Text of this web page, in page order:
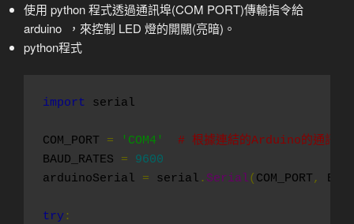
使用 python 程式透過通訊埠(COM PORT)傳輸指令給
arduino ，來控制 LED 燈的開關(亮暗)。
python程式
import serial
COM_PORT = 'COM4'
# 根據連結的Arduino的通訊埠
BAUD_RATES =
9600
arduinoSerial = serial . Serial( COM_PORT,
try :